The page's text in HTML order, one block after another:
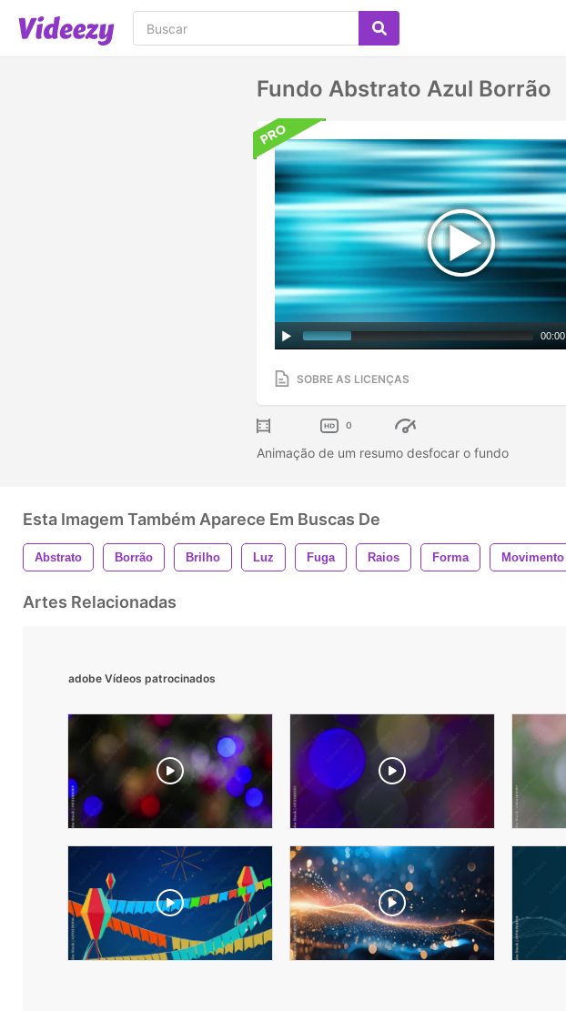
Fundo Abstrato Azul Borrão
00:00
SOBRE AS LICENÇAS
0
Animação de um resumo desfocar o fundo
Esta Imagem Também Aparece Em Buscas De
Abstrato Borrão Brilho Luz Fuga Raios Forma Movimento
Artes Relacionadas
adobe Vídeos patrocinados